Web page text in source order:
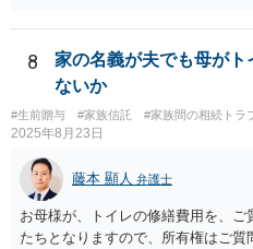
で、その制度を活用する方法も考
視野に入れておられる場合は、お
弁護士にご相談なさるとよいでしょ
8
家の名義が夫でも母が
ないか
#生前贈与 #家族信託 #家族間の相続トラ
2025年8月23日
藤本 顯人 弁護士
お母様が、トイレの修繕費用を、
たちとなりますので、所有権はご